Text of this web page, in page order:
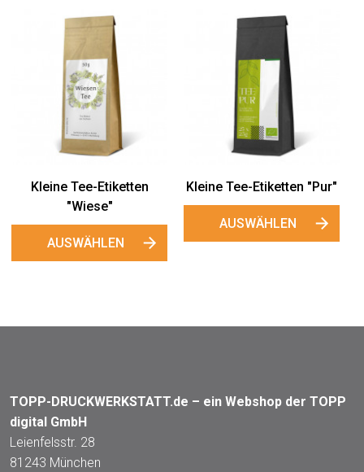
Kleine Tee-Etiketten
"Passion"
AUSWÄHLEN
Kleine Tee-Etiketten
"Matcha"
AUSWÄHLEN
TOPP-DRUCKWERKSTATT.de – ein Webshop der TOPP
digital GmbH
Leienfelsstr. 28
81243 München